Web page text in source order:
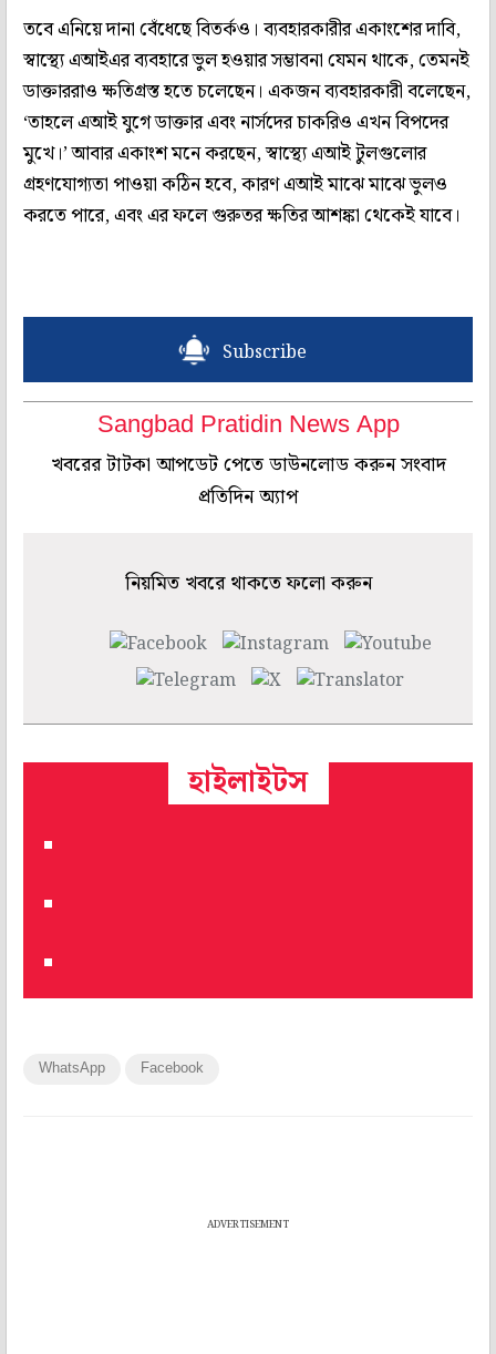
তবে এনিয়ে দানা বেঁধেছে বিতর্কও। ব্যবহারকারীর একাংশের দাবি,
স্বাস্থ্যে এআইএর ব্যবহারে ভুল হওয়ার সম্ভাবনা যেমন থাকে, তেমনই
ডাক্তাররাও ক্ষতিগ্রস্ত হতে চলেছেন। একজন ব্যবহারকারী বলেছেন,
‘তাহলে এআই যুগে ডাক্তার এবং নার্সদের চাকরিও এখন বিপদের
মুখে।’ আবার একাংশ মনে করছেন, স্বাস্থ্যে এআই টুলগুলোর
গ্রহণযোগ্যতা পাওয়া কঠিন হবে, কারণ এআই মাঝে মাঝে ভুলও
করতে পারে, এবং এর ফলে গুরুতর ক্ষতির আশঙ্কা থেকেই যাবে।
Subscribe
Sangbad Pratidin News App
খবরের টাটকা আপডেট পেতে ডাউনলোড করুন সংবাদ
প্রতিদিন অ্যাপ
নিয়মিত খবরে থাকতে ফলো করুন
হাইলাইটস
WhatsApp Facebook
ADVERTISEMENT